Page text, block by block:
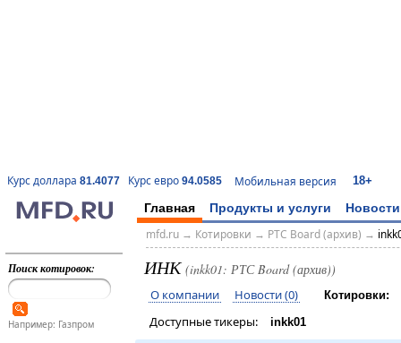
Курс доллара 81.4077 Курс евро 94.0585 Мобильная версия 18+
Главная Продукты и услуги Новости
Поиск котировок:
Например: Газпром
mfd.ru→ Котировки → РТС Board (архив) →
ИНК (inkk01: РТС Board (архив))
О компании Новости (0) Котировки:
Доступные тикеры: inkk01